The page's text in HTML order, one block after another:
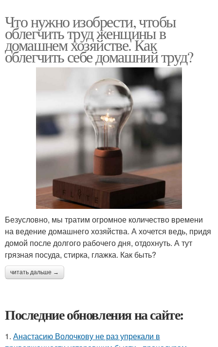
Что нужно изобрести, чтобы
облегчить труд женщины в
домашнем хозяйстве. Как
облегчить себе домашний труд?
Безусловно, мы тратим огромное количество времени
на ведение домашнего хозяйства. А хочется ведь, придя
домой после долгого рабочего дня, отдохнуть. А тут
грязная посуда, стирка, глажка. Как быть?
читать дальше →
Последние обновления на сайте:
1. Анастасию Волочкову не раз упрекали в